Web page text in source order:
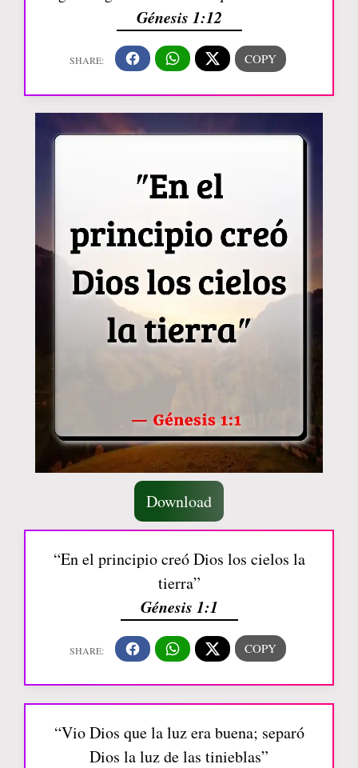
Génesis 1:12
Download
“En el principio creó Dios los cielos la
tierra”
Génesis 1:1
“Vio Dios que la luz era buena; separó
Dios la luz de las tinieblas”